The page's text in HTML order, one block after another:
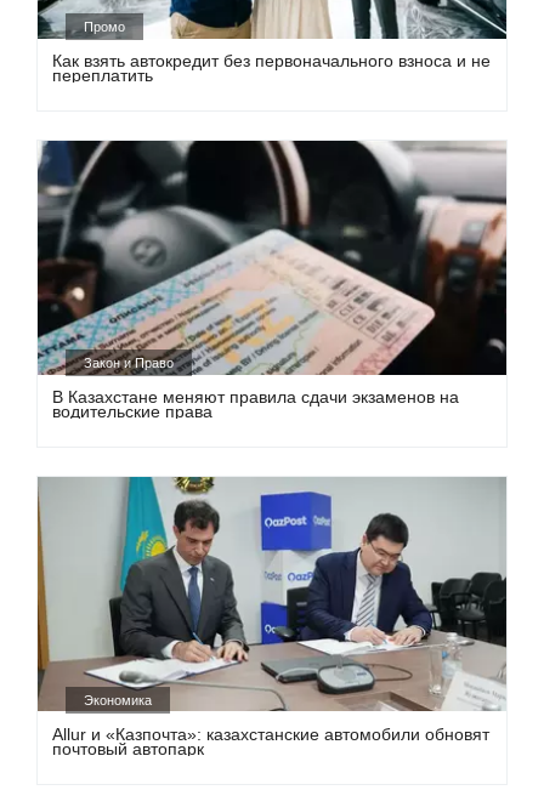
Промо
Как взять автокредит без первоначального взноса и не
переплатить
Закон и Право
В Казахстане меняют правила сдачи экзаменов на
водительские права
Экономика
Allur и «Казпочта»: казахстанские автомобили обновят
почтовый автопарк